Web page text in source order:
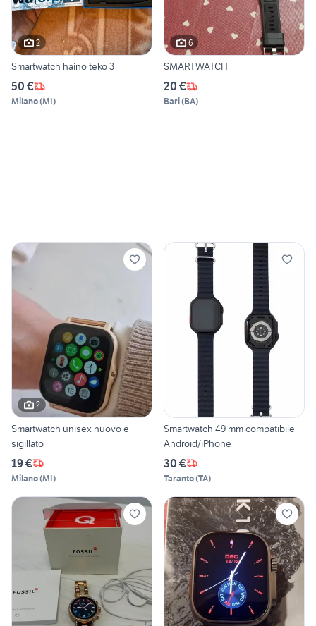
2
Smartwatch haino teko 3
50 €
Milano(MI)
6
SMARTWATCH
20 €
Bari(BA)
2
Smartwatch unisex nuovo e
sigillato
19 €
Milano(MI)
Smartwatch 49 mm compatibile
Android/iPhone
30 €
Taranto(TA)